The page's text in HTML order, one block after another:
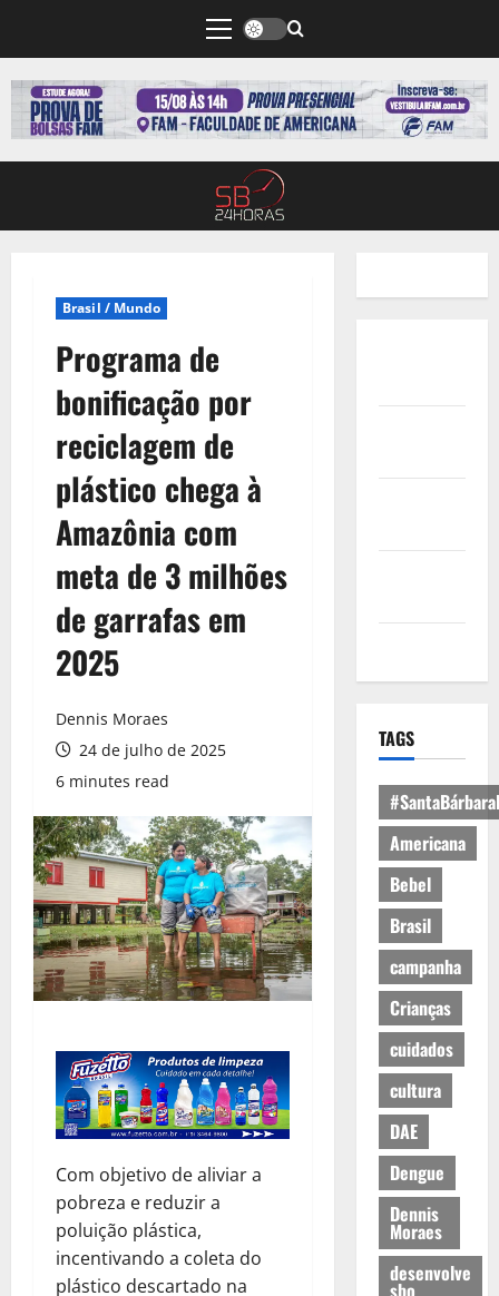
Brasil / Mundo
Programa de
bonificação por
reciclagem de
plástico chega à
Amazônia com
meta de 3 milhões
de garrafas em
2025
Dennis Moraes
24 de julho de 2025
6 minutes read
Com objetivo de aliviar a
pobreza e reduzir a
poluição plástica,
incentivando a coleta do
plástico descartado na
TAGS
Americana
Bebel
Brasil
campanha
Crianças
cuidados
cultura
DAE
Dengue
Dennis
Moraes
desenvolve